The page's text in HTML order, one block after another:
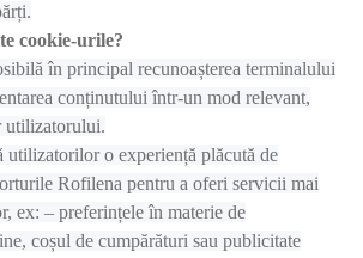
cookie-urile?
în principal recunoașterea terminalului
conținutului într-un mod relevant,
utilizatorului.
utilizatorilor o experiență plăcută de
Rofilena pentru a oferi servicii mai
ex: – preferințele în materie de
coșul de cumpărături sau publicitate